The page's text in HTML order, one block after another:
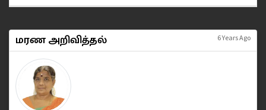
மரண அறிவித்தல் 6 Years Ago